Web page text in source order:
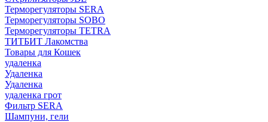
Терморегуляторы SERA
Терморегуляторы SOBO
Терморегуляторы TETRA
ТИТБИТ Лакомства
Товары для Кошек
удаленка
Удаленка
Удаленка
удаленка грот
Фильтр SERA
Шампуни, гели